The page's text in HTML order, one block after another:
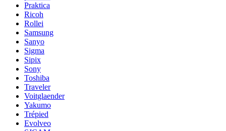
Praktica
Ricoh
Rollei
Samsung
Sanyo
Sigma
Sipix
Sony
Toshiba
Traveler
Voitglaender
Yakumo
Trépied
Evolveo